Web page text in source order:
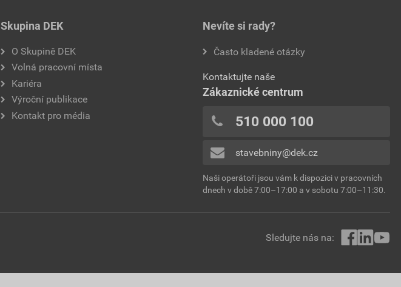
Skupina DEK
O Skupině DEK
Volná pracovní místa
Kariéra
Výroční publikace
Kontakt pro média
Nevíte si rady?
Často kladené otázky
Kontaktujte naše
Zákaznické centrum
510 000 100
stavebniny@dek.cz
Naši operátoři jsou vám k dispozici v pracovních
dnech v době 7:00–17:00 a v sobotu 7:00–11:30.
Sledujte nás na: